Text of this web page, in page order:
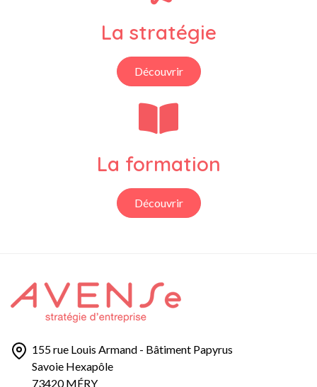
La stratégie
Découvrir
La formation
Découvrir
155 rue Louis Armand - Bâtiment Papyrus
Savoie Hexapôle
73420 MÉRY